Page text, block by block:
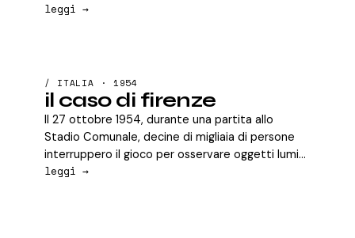
leggi →
/ ITALIA · 1954
il caso di firenze
Il 27 ottobre 1954, durante una partita allo
Stadio Comunale, decine di migliaia di persone
interruppero il gioco per osservare oggetti lumi...
leggi →